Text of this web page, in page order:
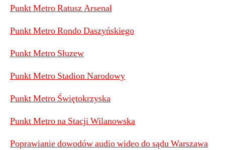
Punkt Metro Ratusz Arsenał
Punkt Metro Rondo Daszyńskiego
Punkt Metro Słuzew
Punkt Metro Stadion Narodowy
Punkt Metro Świętokrzyska
Punkt Metro na Stacji Wilanowska
Poprawianie dowodów audio wideo do sądu Warszawa